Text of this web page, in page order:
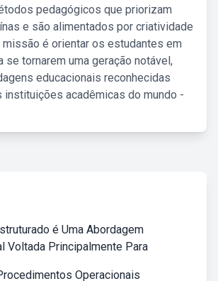
pedagógicos que priorizam
e são alimentados por criatividade
missão é orientar os estudantes em
se tornarem uma geração notável,
educacionais reconhecidas
instituições acadêmicas do mundo -
é Uma Abordagem
Voltada Principalmente Para
Operacionais